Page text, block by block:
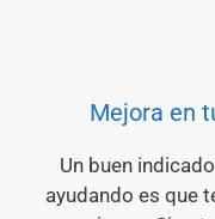
Mejora en
Un buen
ayudando es que